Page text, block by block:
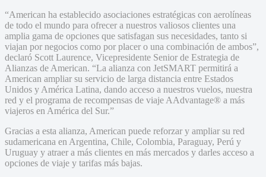
“American ha establecido asociaciones estratégicas con aerolíneas
de todo el mundo para ofrecer a nuestros valiosos clientes una
amplia gama de opciones que satisfagan sus necesidades, tanto si
viajan por negocios como por placer o una combinación de ambos”,
declaró Scott Laurence, Vicepresidente Senior de Estrategia de
Alianzas de American. “La alianza con JetSMART permitirá a
American ampliar su servicio de larga distancia entre Estados
Unidos y América Latina, dando acceso a nuestros vuelos, nuestra
red y el programa de recompensas de viaje AAdvantage® a más
viajeros en América del Sur.”
Gracias a esta alianza, American puede reforzar y ampliar su red
sudamericana en Argentina, Chile, Colombia, Paraguay, Perú y
Uruguay y atraer a más clientes en más mercados y darles acceso a
opciones de viaje y tarifas más bajas.